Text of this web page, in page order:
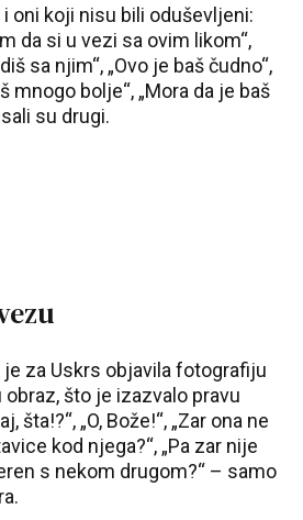
oni koji nisu bili oduševljeni:
da si u vezi sa ovim likom“,
sa njim“, „Ovo je baš čudno“,
mnogo bolje“, „Mora da je baš
su drugi.
za Uskrs objavila fotografiju
što je izazvalo pravu
šta!?“, „O, Bože!“, „Zar ona ne
kod njega?“, „Pa zar nije
s nekom drugom?“ – samo